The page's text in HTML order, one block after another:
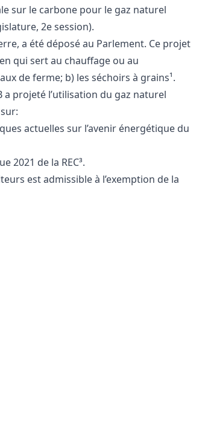
sur le carbone pour le gaz naturel
2e session).
a été déposé au Parlement. Ce projet
qui sert au chauffage ou au
de ferme; b) les séchoirs à grains¹.
a projeté l’utilisation du gaz naturel
actuelles sur l’avenir énergétique du
de la REC³.
est admissible à l’exemption de la